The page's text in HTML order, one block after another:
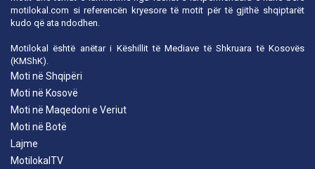
motilokal.com si referencën kryesore të motit për të gjithë shqiptarët
kudo që ata ndodhen.
Motilokal është anëtar i Këshillit të Mediave të Shkruara të Kosovës
(KMShK).
Moti në Shqipëri
Moti në Kosovë
Moti në Maqedoni e Veriut
Moti në Botë
Lajme
MotilokalTV